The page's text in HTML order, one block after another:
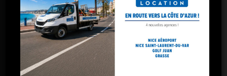
Aubagne
Gardanne
La Ciotat